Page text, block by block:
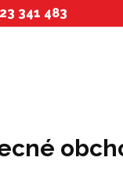
341 483